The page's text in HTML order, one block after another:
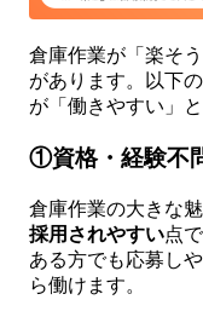
倉庫作業が「楽そ
があります。以下
が「働きやすい」
①資格・経験不
倉庫作業の大きな魅
採用されやすい点
ある方でも応募し
ら働けます。